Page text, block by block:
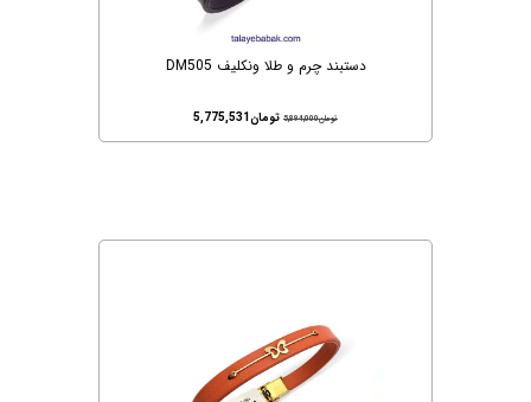
دستبند چرم و طلا ونکلیف DM505
تومان5,894,000 تومان5,775,531